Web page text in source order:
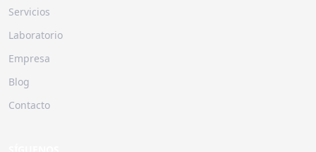
Servicios
Laboratorio
Empresa
Blog
Contacto